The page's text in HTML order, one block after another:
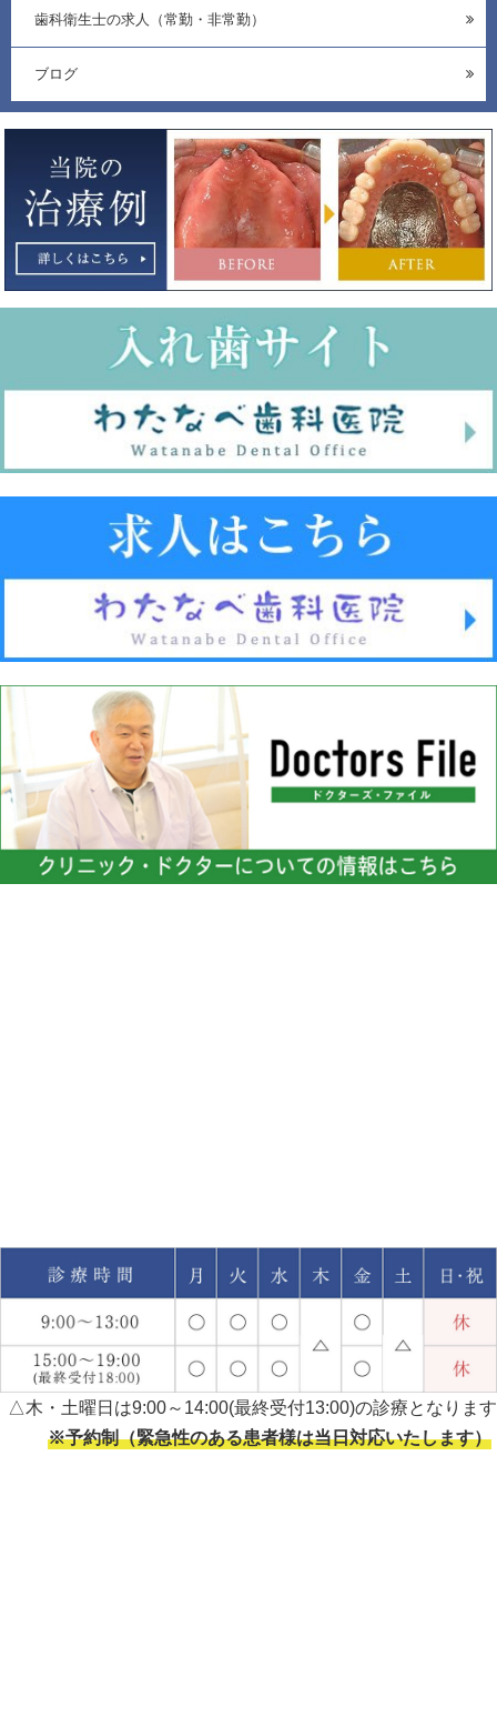
歯科衛生士の求人（常勤・非常勤）
ブログ
△木・土曜日は9:00～14:00(最終受付13:00)の診療となります
※予約制（緊急性のある患者様は当日対応いたします）